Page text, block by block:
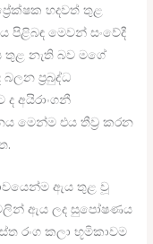
හදවත් තුළ
පිළිබඳ මෙවන් සංවේදී
නැති බව මගේ
ප්‍රබුද්ධ
අයිරාංගනී
මෙන්ම එය තීව්‍ර කරන
ඇය තුළ වූ
ඇය ලද සුපෝෂණය
රංග කලා භූමිකාවම